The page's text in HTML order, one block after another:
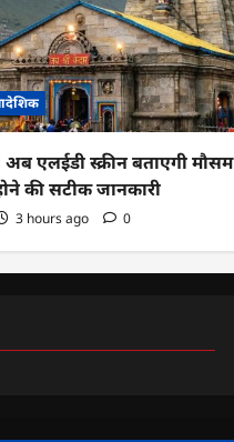
अब एलईडी स्क्रीन बताएगी मौसम
की सटीक जानकारी
3 hours ago 0